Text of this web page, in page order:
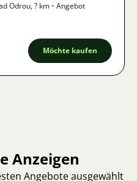
Odrou,? km • Angebot
Möchte kaufen
Anzeigen
Angebote ausgewählt